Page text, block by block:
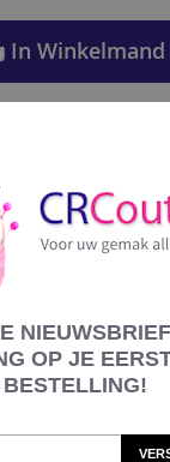
In Winkelmand
OP JE
BESTELLING!
analyse van onze
gepersonaliseerde
te bieden. Voor
u de instellingen.